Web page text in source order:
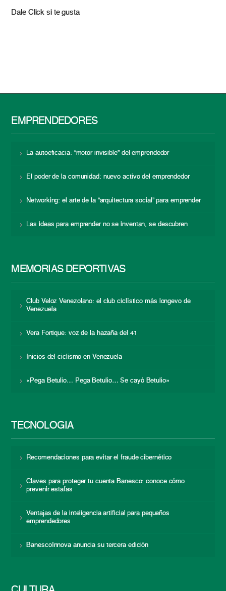
Dale Click si te gusta
EMPRENDEDORES
La autoeficacia: “motor invisible” del emprendedor
El poder de la comunidad: nuevo activo del emprendedor
Networking: el arte de la “arquitectura social” para emprender
Las ideas para emprender no se inventan, se descubren
MEMORIAS DEPORTIVAS
Club Veloz Venezolano: el club ciclístico más longevo de
Venezuela
Vera Fortique: voz de la hazaña del 41
Inicios del ciclismo en Venezuela
«Pega Betulio… Pega Betulio… Se cayó Betulio»
TECNOLOGÍA
Recomendaciones para evitar el fraude cibernético
Claves para proteger tu cuenta Banesco: conoce cómo
prevenir estafas
Ventajas de la inteligencia artificial para pequeños
emprendedores
BanescoInnova anuncia su tercera edición